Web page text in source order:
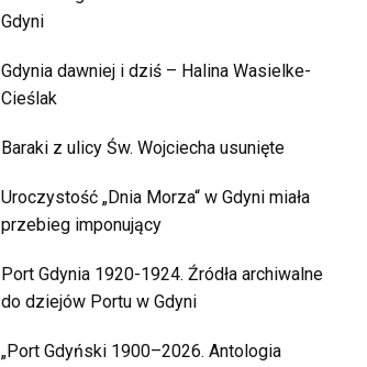
Gdyni
Gdynia dawniej i dziś – Halina Wasielke-
Cieślak
Baraki z ulicy Św. Wojciecha usunięte
Uroczystość „Dnia Morza“ w Gdyni miała
przebieg imponujący
Port Gdynia 1920-1924. Źródła archiwalne
do dziejów Portu w Gdyni
„Port Gdyński 1900–2026. Antologia